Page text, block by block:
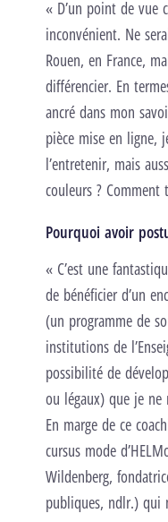
« D’un point de vue
inconvénient. Ne
Rouen, en France,
différencier. En
ancré dans mon
pièce mise en ligne,
l’entretenir, mais
couleurs ? Comment
Pourquoi avoir
« C’est une
de bénéficier d’un
(un programme de
institutions de
possibilité de
ou légaux) que je ne
En marge de ce
cursus mode
Wildenberg,
publiques, ndlr.) qui